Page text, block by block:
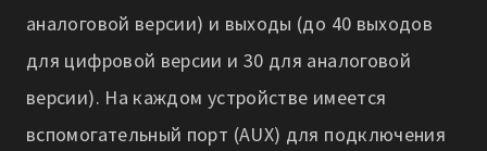
аналоговой версии) и выходы (до 40 выходов
для цифровой версии и 30 для аналоговой
версии). На каждом устройстве имеется
вспомогательный порт (AUX) для подключения